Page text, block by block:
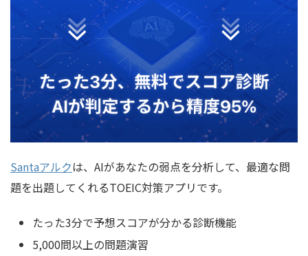
Santaアルクは、AIがあなたの弱点を分析して、最適な問
題を出題してくれるTOEIC対策アプリです。
たった3分で予想スコアが分かる診断機能
5,000問以上の問題演習